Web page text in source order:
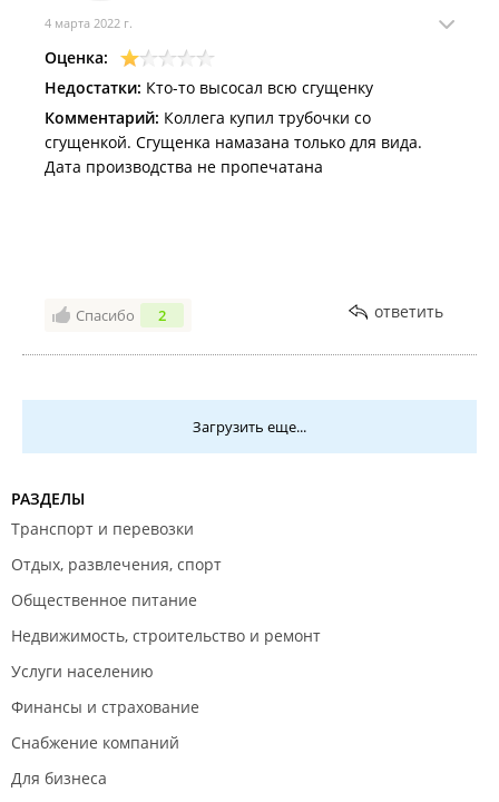
4 марта 2022 г.
Оценка:
Недостатки: Кто-то высосал всю сгущенку
Комментарий: Коллега купил трубочки со
сгущенкой. Сгущенка намазана только для вида.
Дата производства не пропечатана
Спасибо 2 ответить
Загрузить еще...
РАЗДЕЛЫ
Транспорт и перевозки
Отдых, развлечения, спорт
Общественное питание
Недвижимость, строительство и ремонт
Услуги населению
Финансы и страхование
Снабжение компаний
Для бизнеса